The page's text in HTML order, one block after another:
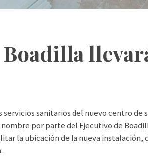
sanitarios del nuevo centro de
por parte del Ejecutivo de
la ubicación de la nueva instalación,